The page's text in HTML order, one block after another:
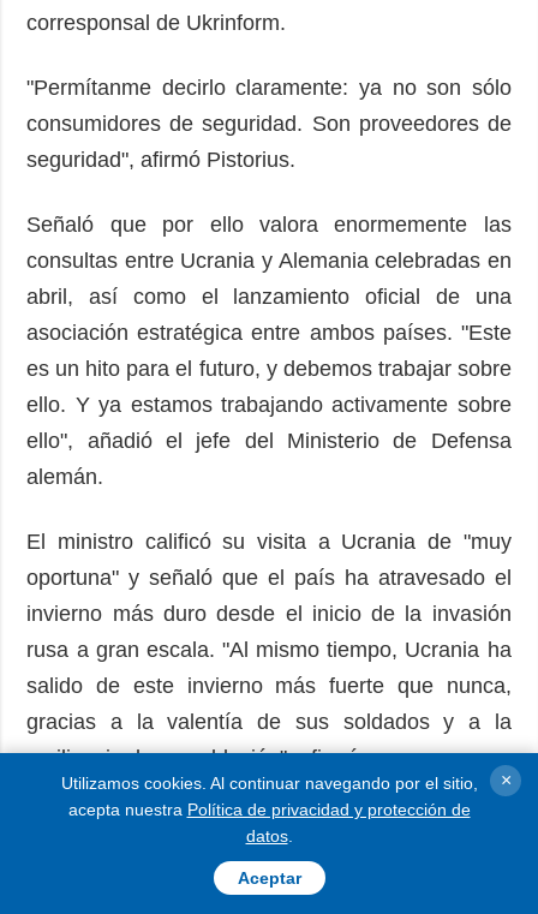
corresponsal de Ukrinform.
"Permítanme decirlo claramente: ya no son sólo
consumidores de seguridad. Son proveedores de
seguridad", afirmó Pistorius.
Señaló que por ello valora enormemente las
consultas entre Ucrania y Alemania celebradas en
abril, así como el lanzamiento oficial de una
asociación estratégica entre ambos países. "Este
es un hito para el futuro, y debemos trabajar sobre
ello. Y ya estamos trabajando activamente sobre
ello", añadió el jefe del Ministerio de Defensa
alemán.
El ministro calificó su visita a Ucrania de "muy
oportuna" y señaló que el país ha atravesado el
invierno más duro desde el inicio de la invasión
rusa a gran escala. "Al mismo tiempo, Ucrania ha
salido de este invierno más fuerte que nunca,
gracias a la valentía de sus soldados y a la
resiliencia de su población", afirmó.
Según Pistorius, los logros de Ucrania en el
campo de batalla en la defensa contra la agresión
rusa también son "notables".
Utilizamos cookies. Al continuar navegando por el sitio,
acepta nuestra Política de privacidad y protección de
datos.
Aceptar
×